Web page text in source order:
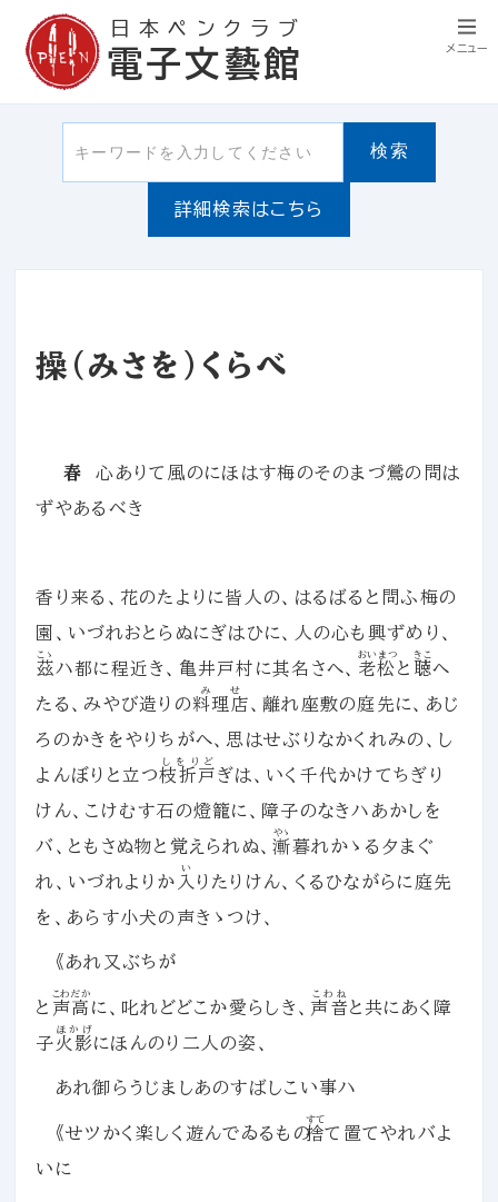
日本ペンクラブ
電子文藝館
検索
詳細検索はこちら
操（みさを）くらべ
春 心ありて風のにほはす梅のそのまづ鶯の問は
ずやあるべき
香り来る、花のたよりに皆人の、はるばると問ふ梅の
園、いづれおとらぬにぎはひに、人の心も興ずめり、
茲
こゝ
ハ都に程近き、亀井戸村に其名さへ、 老松
おいまつ
と 聴
きこ
へ
たる、みやび造りの料理店
みせ
、離れ座敷の庭先に、あじ
ろのかきをやりちがへ、思はせぶりなかくれみの、し
よんぼりと立つ枝折戸
しをりど
ぎは、いく千代かけてちぎり
けん、こけむす石の燈籠に、障子のなきハあかしを
バ、ともさぬ物と覚えられぬ、漸
やゝ
暮れかゝる夕まぐ
れ、いづれよりか 入
い
りたりけん、くるひながらに庭先
を、あらす小犬の声きゝつけ、
《あれ又ぶちが
と 声高
こわだか
に、叱れどどこか愛らしき、 声音
こわね
と共にあく障
子火影
ほかげ
にほんのり二人の姿、
あれ御らうじましあのすばしこい事ハ
《せツかく楽しく遊んでゐるもの捨
すて
て置てやれバよ
いに
メニュー